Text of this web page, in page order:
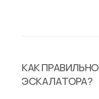
КАК
ЭСКАЛАТОРА?